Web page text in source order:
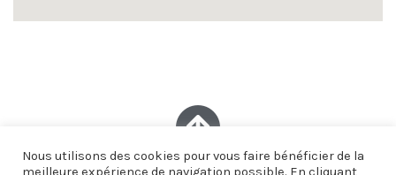
Nous utilisons des cookies pour vous faire bénéficier de la
meilleure expérience de navigation possible. En cliquant